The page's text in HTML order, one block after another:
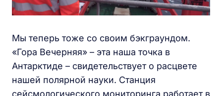
Мы теперь тоже со своим бэкграундом.
«Гора Вечерняя» – эта наша точка в
Антарктиде – свидетельствует о расцвете
нашей полярной науки. Станция
сейсмологического мониторинга работает в